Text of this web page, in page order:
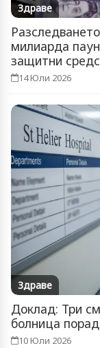
Здраве
милиарда
защитни
14 Юли 2026
Здраве
Доклад: Три
болница
10 Юли 2026